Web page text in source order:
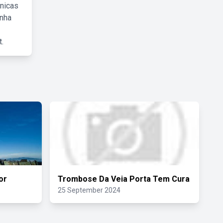
Trombose Da Veia Porta Tem Cura
25 September 2024